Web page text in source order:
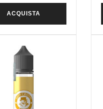
ACQUISTA